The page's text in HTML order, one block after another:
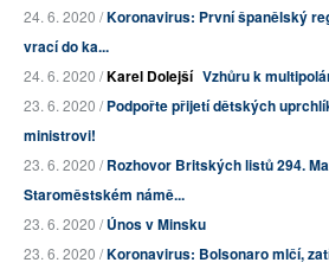
24. 6. 2020 /Koronavirus: První španělský
vrací do ka...
24. 6. 2020 /Karel Dolejší Vzhůru k
23. 6. 2020 /Podpořte přijetí dětských
ministrovi!
23. 6. 2020 /Rozhovor Britských listů 294.
Staroměstském námě...
23. 6. 2020 /Únos v Minsku
23. 6. 2020 /Koronavirus: Bolsonaro mlčí,